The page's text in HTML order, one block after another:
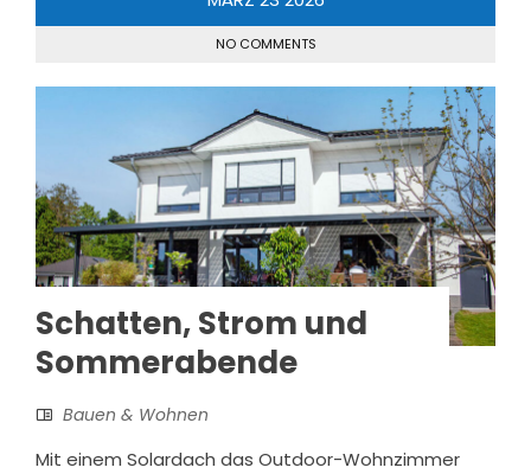
NO COMMENTS
Schatten, Strom und
Sommerabende
Bauen & Wohnen
Mit einem Solardach das Outdoor-Wohnzimmer